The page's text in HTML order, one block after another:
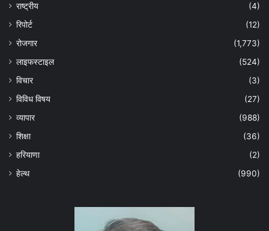
राष्ट्रीय
(4)
रिपोर्ट
(12)
रोजगार
(1,773)
लाइफस्टाइल
(524)
विचार
(3)
विविध विषय
(27)
व्यापार
(988)
शिक्षा
(36)
हरियाणा
(2)
हेल्‍थ
(990)